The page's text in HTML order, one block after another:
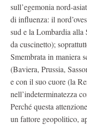
sull’egemonia nord-
di influenza: il
sud e la Lombardia alla
da cuscinetto);
Smembrata in maniera
(Baviera, Prussia,
e con il suo cuore (la
nell’indeterminatezza
Perché questa
un fattore geopolitico,